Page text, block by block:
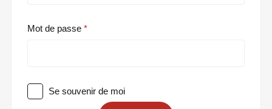
Mot de passe
Se souvenir de moi